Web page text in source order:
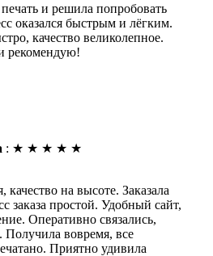
и решила попробовать
оказался быстрым и лёгким.
качество великолепное.
рекомендую!
: ★ ★ ★ ★ ★
на высоте. Заказала
заказа простой. Удобный сайт,
Оперативно связались,
Получила вовремя, все
Приятно удивила